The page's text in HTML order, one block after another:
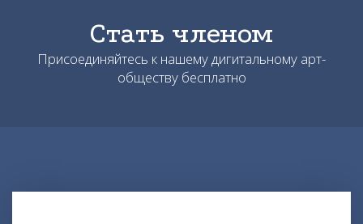
Стать членом
Присоединяйтесь к нашему дигитальному арт-
обществу бесплатно